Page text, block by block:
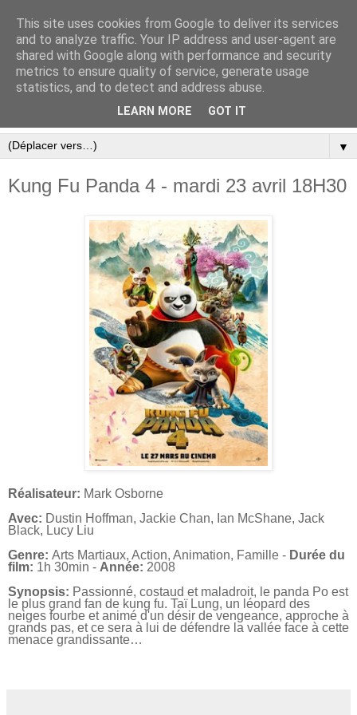
▼
Kung Fu Panda 4 - mardi 23 avril 18H30
Réalisateur: Mark Osborne
Avec: Dustin Hoffman, Jackie Chan, Ian McShane, Jack
Black, Lucy Liu
Genre: Arts Martiaux, Action, Animation, Famille - Durée du
film: 1h 30min - Année: 2008
Synopsis: Passionné, costaud et maladroit, le panda Po est
le plus grand fan de kung fu. Taï Lung, un léopard des
neiges fourbe et animé d'un désir de vengeance, approche à
grands pas, et ce sera à lui de défendre la vallée face à cette
menace grandissante…
This site uses cookies from Google to deliver its services
and to analyze traffic. Your IP address and user-agent are
shared with Google along with performance and security
metrics to ensure quality of service, generate usage
statistics, and to detect and address abuse.
LEARN MORE GOT IT